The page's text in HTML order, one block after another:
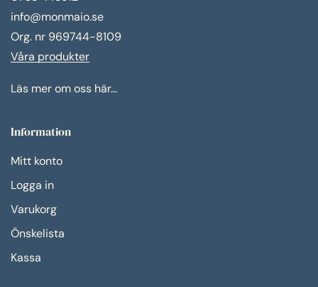
info@monmaio.se
Org. nr 969744-8109
Våra produkter
Läs mer om oss här...
Information
Mitt konto
Logga in
Varukorg
Önskelista
Kassa